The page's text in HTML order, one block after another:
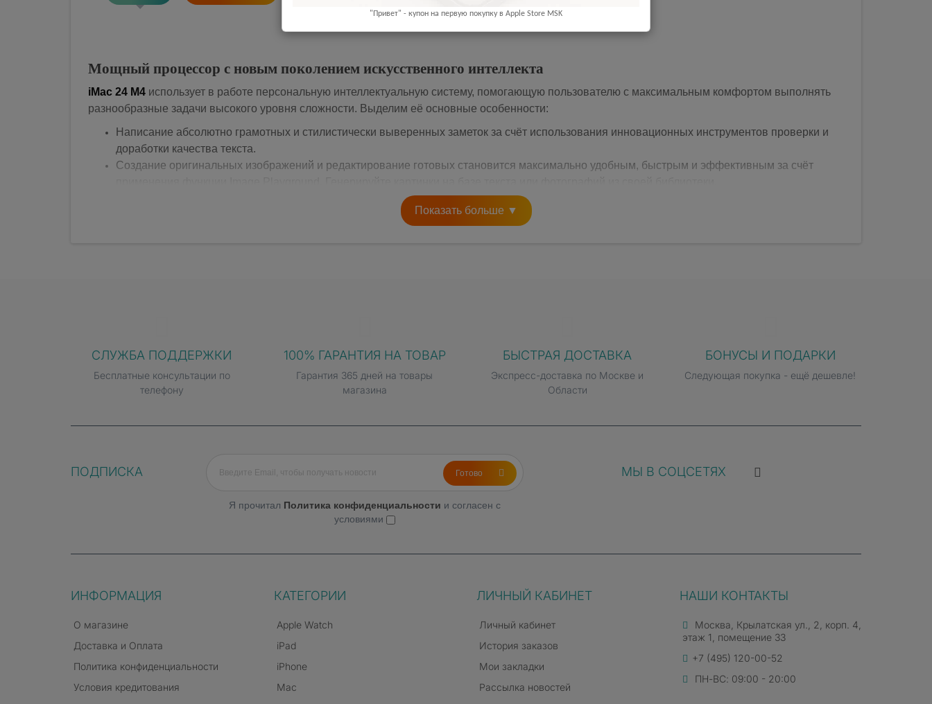
Мощный процессор с новым поколением искусственного интеллекта
iMac 24 M4 использует в работе персональную интеллектуальную систему, помогающую пользователю с максимальным комфортом выполнять
разнообразные задачи высокого уровня сложности. Выделим её основные особенности:
Написание абсолютно грамотных и стилистически выверенных заметок за счёт использования инновационных инструментов проверки и
доработки качества текста.
Создание оригинальных изображений и редактирование готовых становится максимально удобным, быстрым и эффективным за счёт
Apple M4 - новая производительность
Apple Intelligence дополнительно расширяются за счёт использования мощного Neural Engine. Поддерживающий трассировку лучей видеочип
GPU максимально быстро и эффективно работает с графикой. Это обеспечивает невероятно реалистичную картинку с полным погружением в
игровой процесс.
Показать больше ▼
СЛУЖБА ПОДДЕРЖКИ
Бесплатные консультации по
телефону
100% ГАРАНТИЯ НА ТОВАР
Гарантия 365 дней на товары
магазина
БЫСТРАЯ ДОСТАВКА
Экспресс-доставка по Москве и
Области
БОНУСЫ И ПОДАРКИ
Следующая покупка - ещё дешевле!
ПОДПИСКА
Я прочитал Политика конфиденциальности и согласен с
условиями
Готово МЫ В СОЦСЕТЯХ
ИНФОРМАЦИЯ
О магазине
Доставка и Оплата
Политика конфиденциальности
Условия кредитования
КАТЕГОРИИ
Apple Watch
iPad
iPhone
Mac
ЛИЧНЫЙ КАБИНЕТ
Личный кабинет
История заказов
Мои закладки
Рассылка новостей
НАШИ КОНТАКТЫ
Москва, Крылатская ул., 2, корп. 4,
этаж 1, помещение 33
+7 (495) 120-00-52
ПН-ВС: 09:00 - 20:00
"Привет" - купон на первую покупку в Apple Store MSK